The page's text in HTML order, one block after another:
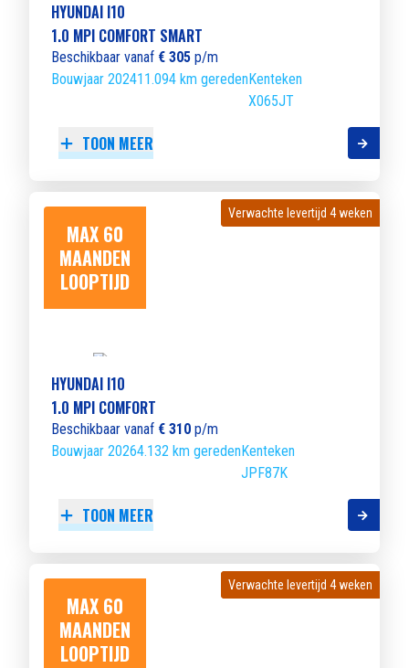
HYUNDAI I10
1.0 MPI COMFORT SMART
Beschikbaar vanaf € 305 p/m
Bouwjaar 202411.094 km geredenKenteken
X065JT
TOON MEER
MAX 60
MAANDEN
LOOPTIJD
Verwachte levertijd 4 weken
Verwachte levertijd 4 weken
HYUNDAI I10
1.0 MPI COMFORT
Beschikbaar vanaf € 310 p/m
Bouwjaar 20264.132 km geredenKenteken
JPF87K
TOON MEER
MAX 60
MAANDEN
LOOPTIJD
Verwachte levertijd 4 weken
Verwachte levertijd 4 weken